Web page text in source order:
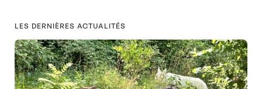
LES DERNIÈRES ACTUALITÉS